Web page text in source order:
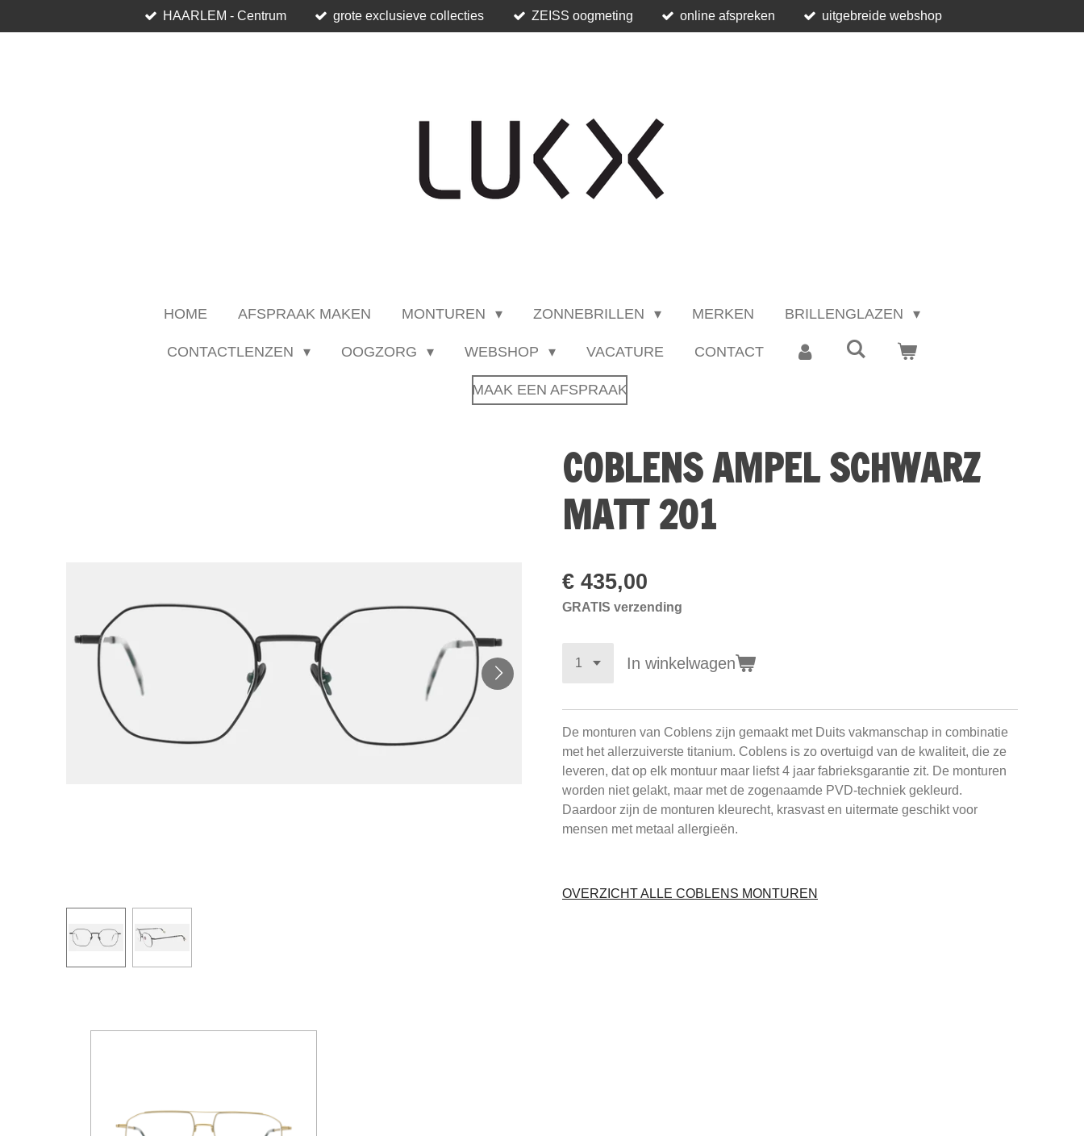
direct
HAARLEM - Centrum grote exclusieve collecties ZEISS oogmeting online afspreken uitgebreide webshop
HOME AFSPRAAK MAKEN MONTUREN ZONNEBRILLEN MERKEN BRILLENGLAZEN
CONTACTLENZEN OOGZORG WEBSHOP VACATURE CONTACT
MAAK EEN AFSPRAAK
COBLENS AMPEL SCHWARZ
MATT 201
€ 435,00
GRATIS verzending
In winkelwagen
De monturen van Coblens zijn gemaakt met Duits vakmanschap in combinatie
met het allerzuiverste titanium. Coblens is zo overtuigd van de kwaliteit, die ze
leveren, dat op elk montuur maar liefst 4 jaar fabrieksgarantie zit. De monturen
worden niet gelakt, maar met de zogenaamde PVD-techniek gekleurd.
Daardoor zijn de monturen kleurecht, krasvast en uitermate geschikt voor
mensen met metaal allergieën.
OVERZICHT ALLE COBLENS MONTUREN